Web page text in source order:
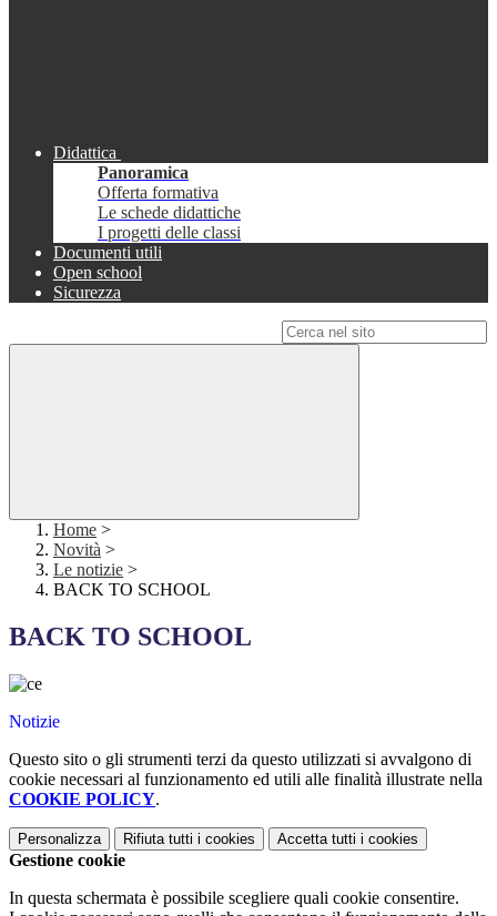
Didattica
Panoramica
Offerta formativa
Le schede didattiche
I progetti delle classi
Documenti utili
Open school
Sicurezza
Home >
Novità >
Le notizie >
BACK TO SCHOOL
BACK TO SCHOOL
Notizie
Questo sito o gli strumenti terzi da questo utilizzati si avvalgono di
cookie necessari al funzionamento ed utili alle finalità illustrate nella
COOKIE POLICY.
Personalizza Rifiuta tutti i cookies Accetta tutti i cookies
Gestione cookie
In questa schermata è possibile scegliere quali cookie consentire.